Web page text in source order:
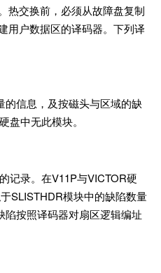
热交换前，必须从故障盘复制
用户数据区的译码器。下列译
的信息，及按磁头与区域的缺
盘中无此模块。
记录。在V11P与VICTOR硬
SLISTHDR模块中的缺陷数量
按照译码器对扇区逻辑编址